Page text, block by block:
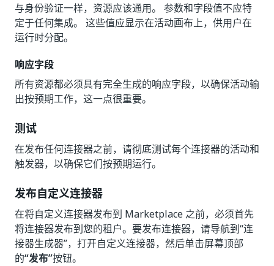
与身份验证一样，资源应该通用。 参数和字段值不应特
定于任何集成。 这些值应显示在活动画布上，供用户在
运行时分配。
响应字段
所有资源都必须具有完全生成的响应字段，以确保活动输
出按预期工作，这一点很重要。
测试
在发布任何连接器之前，请彻底测试每个连接器的活动和
触发器，以确保它们按预期运行。
发布自定义连接器
在将自定义连接器发布到 Marketplace 之前，必须首先
将连接器发布到您的租户。要发布连接器，请导航到“连
接器生成器”，打开自定义连接器，然后单击屏幕顶部
的“发布”按钮。